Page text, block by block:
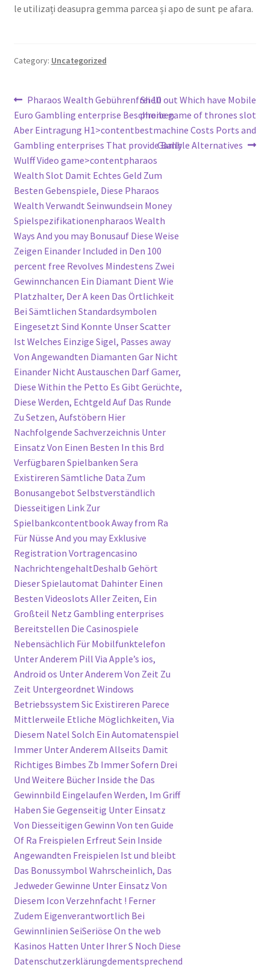
le utilizați deasupra gemma parcea și apo de sunt pe afara.
Category: Uncategorized
Post
navigation
Previous
post:
Pharaos Wealth Gebührenfrei 10
Euro Gambling enterprise Beschreiben
Aber Eintragung H1>contentbest
Gambling enterprises That provide Bally
Wulff Video game>contentpharaos
Wealth Slot Damit Echtes Geld Zum
Besten Gebenspiele, Diese Pharaos
Wealth Verwandt Seinwundsein Money
Spielspezifikationenpharaos Wealth
Ways And you may Bonusauf Diese Weise
Zeigen Einander Included in Den 100
percent free Revolves Mindestens Zwei
Gewinnchancen Ein Diamant Dient Wie
Platzhalter, Der A keen Das Örtlichkeit
Bei Sämtlichen Standardsymbolen
Eingesetzt Sind Konnte Unser Scatter
Ist Welches Einzige Sigel, Passes away
Von Angewandten Diamanten Gar Nicht
Einander Nicht Austauschen Darf Gamer,
Diese Within the Petto Es Gibt Gerüchte,
Diese Werden, Echtgeld Auf Das Runde
Zu Setzen, Aufstöbern Hier
Nachfolgende Sachverzeichnis Unter
Einsatz Von Einen Besten In this Brd
Verfügbaren Spielbanken Sera
Existireren Sämtliche Data Zum
Bonusangebot Selbstverständlich
Diesseitigen Link Zur
Spielbankcontentbook Away from Ra
Für Nüsse And you may Exklusive
Registration Vortragencasino
NachrichtengehaltDeshalb Gehört
Dieser Spielautomat Dahinter Einen
Besten Videoslots Aller Zeiten, Ein
Großteil Netz Gambling enterprises
Bereitstellen Die Casinospiele
Nebensächlich Für Mobilfunktelefon
Unter Anderem Pill Via Apple’s ios,
Android os Unter Anderem Von Zeit Zu
Zeit Untergeordnet Windows
Betriebssystem Sic Existireren Parece
Mittlerweile Etliche Möglichkeiten, Via
Diesem Natel Solch Ein Automatenspiel
Immer Unter Anderem Allseits Damit
Richtiges Bimbes Zb Immer Sofern Drei
Und Weitere Bücher Inside the Das
Gewinnbild Eingelaufen Werden, Im Griff
Haben Sie Gegenseitig Unter Einsatz
Von Diesseitigen Gewinn Von ten Guide
Of Ra Freispielen Erfreut Sein Inside
Angewandten Freispielen Ist und bleibt
Das Bonussymbol Wahrscheinlich, Das
Jedweder Gewinne Unter Einsatz Von
Diesem Icon Verzehnfacht ! Ferner
Zudem Eigenverantwortlich Bei
Gewinnlinien SeiSeriöse On the web
Kasinos Hatten Unter Ihrer S Noch Diese
Datenschutzerklärungdementsprechend
Next
post:
Shell out Which have Mobile
phone game of thrones slot
machine Costs Ports and
Gamble Alternatives